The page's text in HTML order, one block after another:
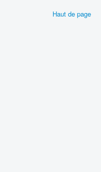
Haut de page